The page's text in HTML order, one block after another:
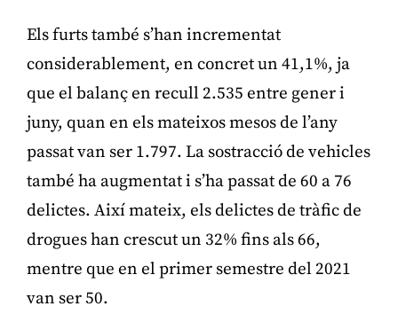
Els furts també s’han incrementat
considerablement, en concret un 41,1%, ja
que el balanç en recull 2.535 entre gener i
juny, quan en els mateixos mesos de l’any
passat van ser 1.797. La sostracció de vehicles
també ha augmentat i s’ha passat de 60 a 76
delictes. Així mateix, els delictes de tràfic de
drogues han crescut un 32% fins als 66,
mentre que en el primer semestre del 2021
van ser 50.